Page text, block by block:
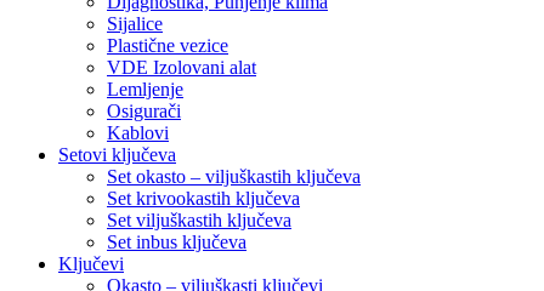
Sijalice
Plastične vezice
VDE Izolovani alat
Lemljenje
Osigurači
Kablovi
Setovi ključeva
Set okasto – viljuškastih ključeva
Set krivookastih ključeva
Set viljuškastih ključeva
Set inbus ključeva
Ključevi
Okasto – viljuškasti ključevi